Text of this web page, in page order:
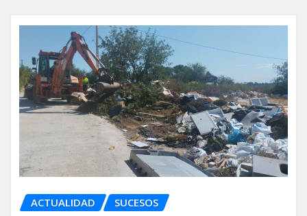
ACTUALIDAD SUCESOS